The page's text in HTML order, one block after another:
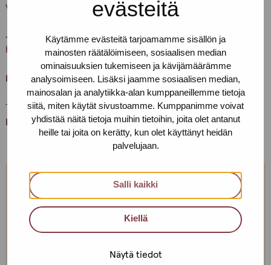
evästeitä
Käytämme evästeitä tarjoamamme sisällön ja
mainosten räätälöimiseen, sosiaalisen median
ominaisuuksien tukemiseen ja kävijämäärämme
analysoimiseen. Lisäksi jaamme sosiaalisen median,
mainosalan ja analytiikka-alan kumppaneillemme tietoja
siitä, miten käytät sivustoamme. Kumppanimme voivat
yhdistää näitä tietoja muihin tietoihin, joita olet antanut
heille tai joita on kerätty, kun olet käyttänyt heidän
palvelujaan.
Salli kaikki
Kiellä
Näytä tiedot
vedä ovenkahvasta.
Ja muistathan, että asioithan meillä vain terveenä. Pidetään
huolta itsestämme ja toisistamme
Lämpimästi tervetuloa!
Terveisin,
Helsingin Pro-tukipisteen porukka
Jos et pääse paikalle, mutta haluaisit
tavata, niin ota yhteyttä!